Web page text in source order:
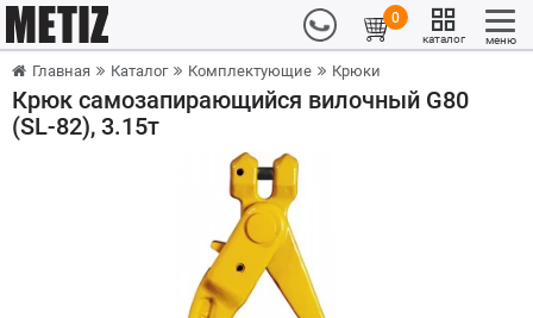
0
каталог меню
Главная Каталог Комплектующие Крюки
Крюк самозапирающийся вилочный G80
(SL-82), 3.15т